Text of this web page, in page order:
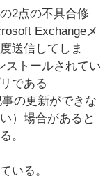
2点の不具合修
Exchangeメ
送信してしま
ストールされてい
である
事の更新ができな
）場合があると
。
いる。